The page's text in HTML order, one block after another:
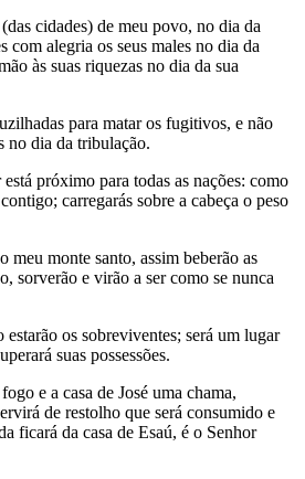
cidades) de meu povo, no dia da
com alegria os seus males no dia da
às suas riquezas no dia da sua
para matar os fugitivos, e não
no dia da tribulação.
próximo para todas as nações: como
carregarás sobre a cabeça o peso
meu monte santo, assim beberão as
sorverão e virão a ser como se nunca
os sobreviventes; será um lugar
suas possessões.
e a casa de José uma chama,
de restolho que será consumido e
ficará da casa de Esaú, é o Senhor